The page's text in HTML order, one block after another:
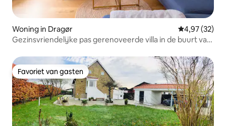
Woning in Dragør Gemiddelde
4,97 (32)
Gezinsvriendelijke pas gerenoveerde villa in de buurt van
Favoriet van gasten
Favoriet van gasten